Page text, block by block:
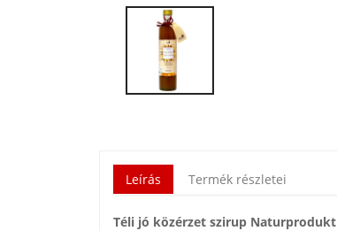
Leírás Termék részletei
Téli jó közérzet szirup Naturprodukt